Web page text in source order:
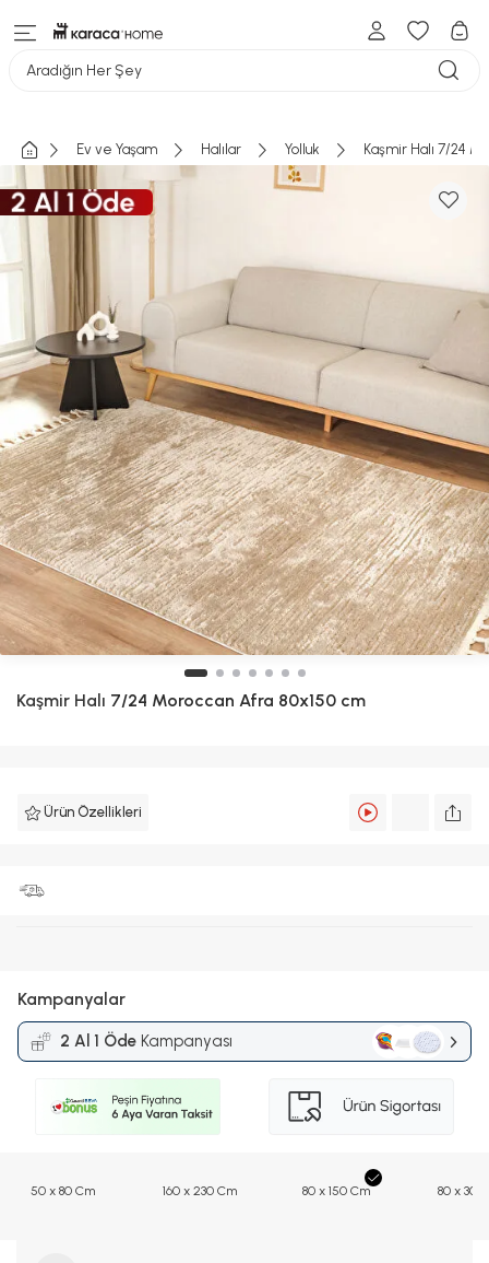
Aradığın Her Şey
Ev ve Yaşam Halılar Yolluk Kaşmir Halı 7/24
Kaşmir Halı 7/24 Moroccan Afra 80x150 cm
Ürün Özellikleri
Kampanyalar
2 Al 1 Öde Kampanyası
50 x 80 Cm 160 x 230 Cm 80 x 150 Cm 80 x 300